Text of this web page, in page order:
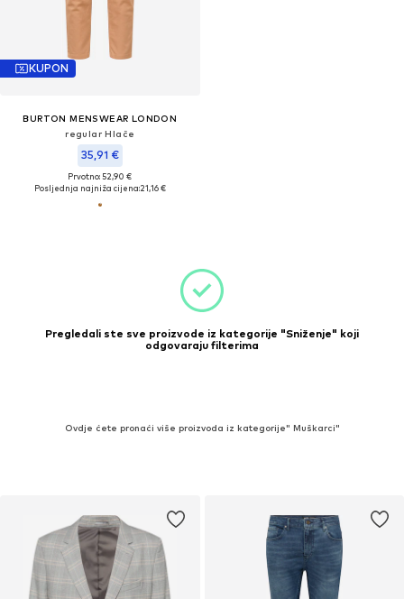
KUPON
BURTON MENSWEAR LONDON
regular Hlače
35,91 €
Prvotno: 52,90 €
Posljednja najniža cijena:21,16 €
Pregledali ste sve proizvode iz kategorije "Sniženje" koji
odgovaraju filterima
Ovdje ćete pronaći više proizvoda iz kategorije" Muškarci"